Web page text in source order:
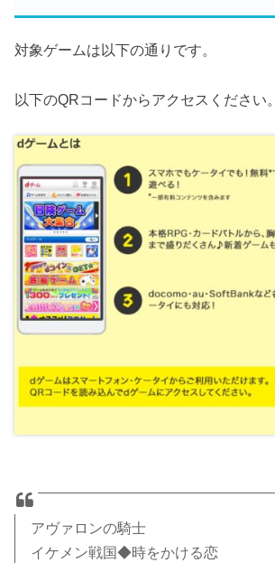
対象ゲームは以下の通りです。
以下のQRコードからアクセスください。
アヴァロンの騎士
イケメン戦国◆時をかける恋